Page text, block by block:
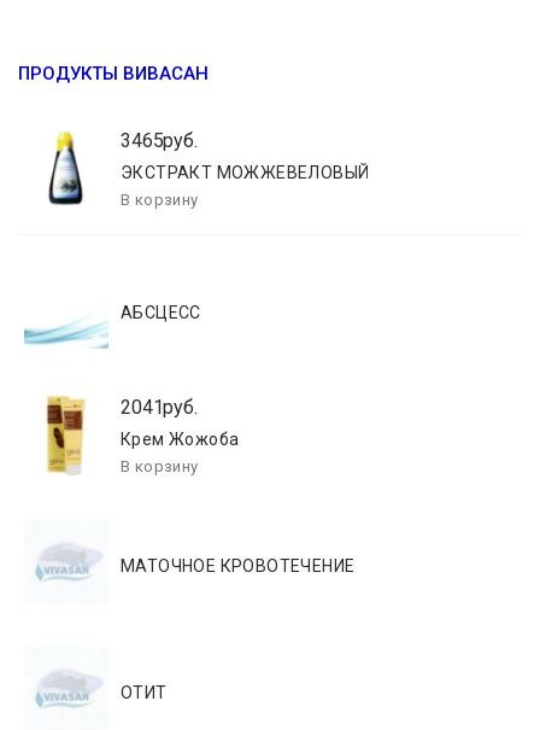
ПРОДУКТЫ ВИВАСАН
3465руб.
ЭКСТРАКТ МОЖЖЕВЕЛОВЫЙ
АБСЦЕСС
2041руб.
Крем Жожоба
МАТОЧНОЕ КРОВОТЕЧЕНИЕ
ОТИТ